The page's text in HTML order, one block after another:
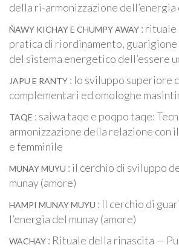
della ri-armonizzazione dell’energia
ÑAWY KICHAY E CHUMPY AWAY :
pratica di riordinamento,
del sistema energetico dell’essere
JAPU E RANTY : lo sviluppo superiore
complementari ed omologhe
TAQE : saiwa taqe e poqpo taqe:
armonizzazione della relazione con
e femminile
MUNAY MUYU : il cerchio di sviluppo
munay (amore)
HAMPI MUNAY MUYU : Il cerchio di
l’energia del munay (amore)
WACHAY : Rituale della rinascita —